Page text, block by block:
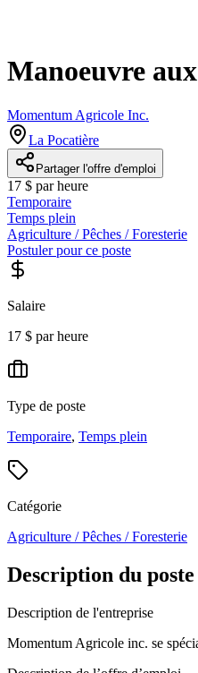
Manoeuvre
Momentum Agricole Inc.
La Pocatière
Partager l'offre d'emploi
17 $ par heure
Temporaire
Temps plein
Agriculture / Pêches / Foresterie
Postuler pour ce poste
Salaire
17 $ par heure
Type de poste
Temporaire, Temps plein
Catégorie
Agriculture / Pêches / Foresterie
Description du poste
Description de l'entreprise
Momentum Agricole inc. se